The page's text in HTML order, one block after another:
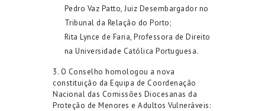
Pedro Vaz Patto, Juiz Desembargador no
Tribunal da Relação do Porto;
Rita Lynce de Faria, Professora de Direito
na Universidade Católica Portuguesa.
3. O Conselho homologou a nova
constituição da Equipa de Coordenação
Nacional das Comissões Diocesanas da
Proteção de Menores e Adultos Vulneráveis: